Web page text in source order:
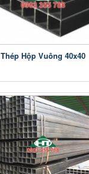
Thép Hộp Vuông 40x40